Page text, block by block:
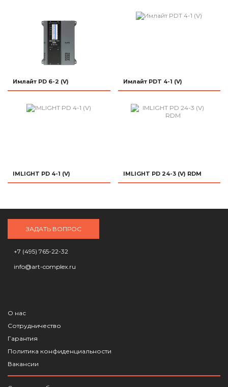
Имлайт PD 6-2 (V) Имлайт PDT 4-1 (V)
IMLIGHT PD 4-1 (V) IMLIGHT PD 24-3 (V) RDM
ЗАДАТЬ ВОПРОС
+7 (495) 765-22-32
info@art-complex.ru
О нас
Сотрудничество
Гарантия
Политика конфиденциальности
Вакансии